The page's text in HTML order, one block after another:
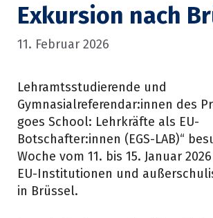
Exkursion nach
11. Februar 2026
Lehramtsstudierende und
Gymnasialreferendar:innen des
goes School: Lehrkräfte als EU-
Botschafter:innen (EGS-LAB)“
Woche vom 11. bis 15. Januar
EU-Institutionen und
in Brüssel.